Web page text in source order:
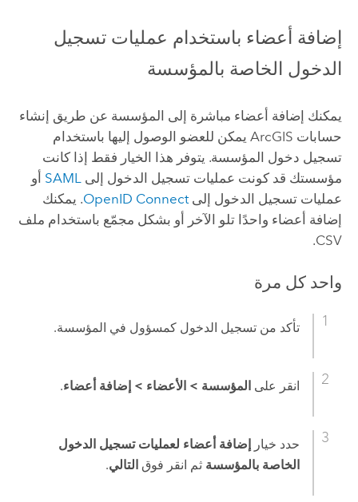
إضافة أعضاء باستخدام عمليات تسجيل
الدخول الخاصة بالمؤسسة
يمكنك إضافة أعضاء مباشرة إلى المؤسسة عن طريق إنشاء
حسابات ArcGIS يمكن للعضو الوصول إليها باستخدام
تسجيل دخول المؤسسة. يتوفر هذا الخيار فقط إذا كانت
مؤسستك قد كونت عمليات تسجيل الدخول إلى SAML أو
عمليات تسجيل الدخول إلىOpenID Connect. يمكنك
إضافة أعضاء واحدًا تلو الآخر أو بشكل مجمّع باستخدام ملف
CSV.
واحد كل مرة
تأكد من تسجيل الدخول كمسؤول في المؤسسة.
انقر على المؤسسة > الأعضاء > إضافة أعضاء.
حدد خيار إضافة أعضاء لعمليات تسجيل الدخول
الخاصة بالمؤسسة ثم انقر فوق التالي.